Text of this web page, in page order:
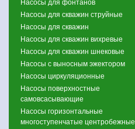
Насосы для фонтанов
Насосы для скважин струйные
Насосы для скважин
Насосы для скважин вихревые
Насосы для скважин шнековые
Насосы с выносным эжектором
Насосы циркуляционные
Насосы поверхностные
самовсасывающие
Насосы горизонтальные
многоступенчатые центробежные